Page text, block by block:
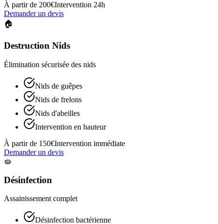
À partir de 200€Intervention 24h
Demander un devis
🏠
Destruction Nids
Élimination sécurisée des nids
Nids de guêpes
Nids de frelons
Nids d'abeilles
Intervention en hauteur
À partir de 150€Intervention immédiate
Demander un devis
🧽
Désinfection
Assainissement complet
Désinfection bactérienne